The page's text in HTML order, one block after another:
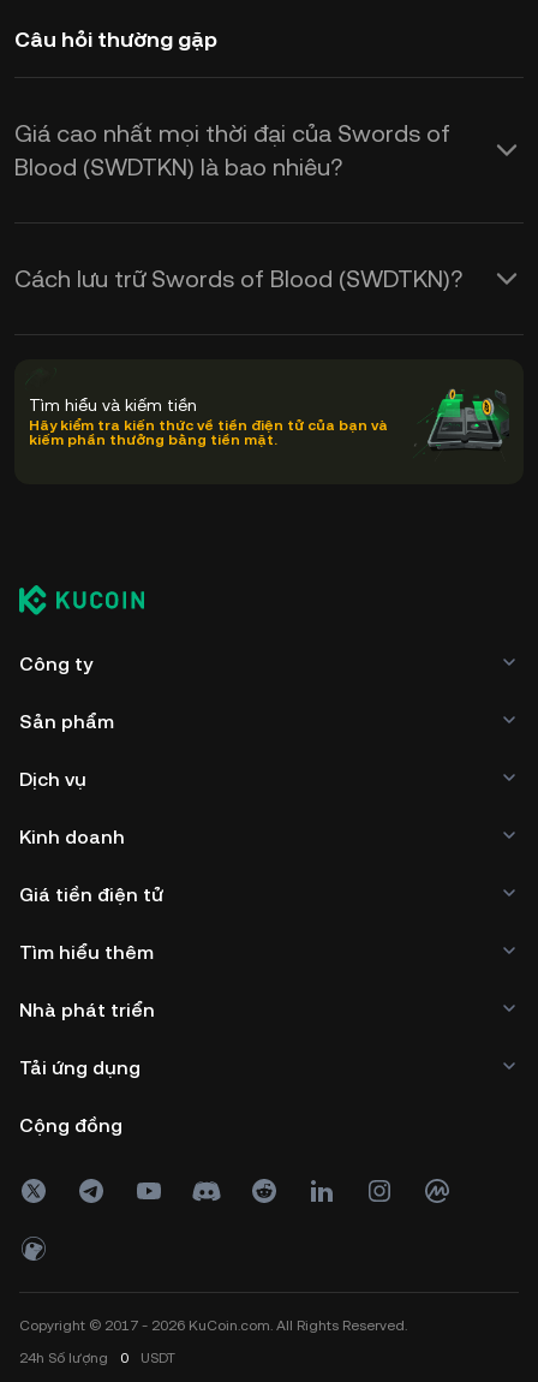
Câu hỏi thường gặp
Giá cao nhất mọi thời đại của Swords of
Blood (SWDTKN) là bao nhiêu?
Cách lưu trữ Swords of Blood (SWDTKN)?
Tìm hiểu và kiếm tiền
Hãy kiểm tra kiến thức về tiền điện tử của bạn và
kiếm phần thưởng bằng tiền mặt.
Công ty
Sản phẩm
Dịch vụ
Kinh doanh
Giá tiền điện tử
Tìm hiểu thêm
Nhà phát triển
Tải ứng dụng
Cộng đồng
Copyright © 2017 - 2026 KuCoin.com. All Rights Reserved.
24h Số lượng 0 USDT